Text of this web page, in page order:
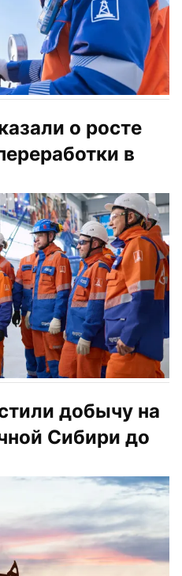
о росте
в
добычу на
Сибири до